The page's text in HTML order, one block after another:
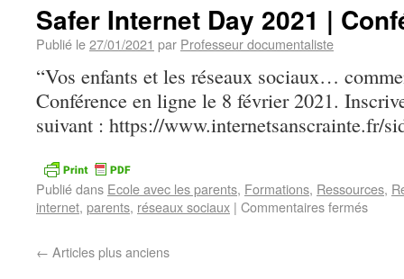
Safer Internet Day 2021 |
Publié le27/01/2021 par Professeur documentaliste
“Vos enfants et les réseaux sociaux…
Conférence en ligne le 8 février 2021.
suivant : https://www.internetsanscrainte.fr/
Publié dans Ecole avec les parents, Formations, Ressources,
internet, parents, réseaux sociaux | Commentaires fermés
← Articles plus anciens